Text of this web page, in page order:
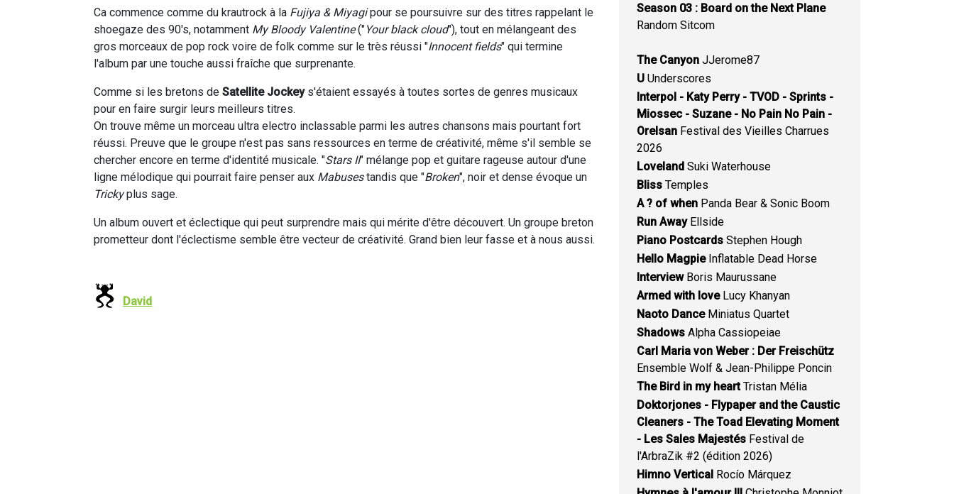
Ca commence comme du krautrock à la Fujiya & Miyagipour se poursuivre sur des titres rappelant le
shoegaze des 90's, notamment My Bloody Valentine("Your black cloud"), tout en mélangeant des
gros morceaux de pop rock voire de folk comme sur le très réussi "Innocent fields" qui termine
l'album par une touche aussi fraîche que surprenante.
Comme si les bretons de Satellite Jockeys'étaient essayés à toutes sortes de genres musicaux
pour en faire surgir leurs meilleurs titres.
On trouve même un morceau ultra electro inclassable parmi les autres chansons mais pourtant fort
réussi. Preuve que le groupe n'est pas sans ressources en terme de créativité, même s'il semble se
chercher encore en terme d'identité musicale. "Stars II" mélange pop et guitare rageuse autour d'une
ligne mélodique qui pourrait faire penser aux Mabusestandis que "Broken", noir et dense évoque un
Trickyplus sage.
Un album ouvert et éclectique qui peut surprendre mais qui mérite d'être découvert. Un groupe breton
prometteur dont l'éclectisme semble être vecteur de créativité. Grand bien leur fasse et à nous aussi.
David
Season 03 : Board on the Next Plane
Random Sitcom
The Canyon JJerome87
U Underscores
Interpol - Katy Perry - TVOD - Sprints -
Miossec - Suzane - No Pain No Pain -
Orelsan Festival des Vieilles Charrues
2026
Loveland Suki Waterhouse
Bliss Temples
A ? of when Panda Bear & Sonic Boom
Run AwayEllside
Piano Postcards Stephen Hough
Hello MagpieInflatable Dead Horse
InterviewBoris Maurussane
Armed with loveLucy Khanyan
Naoto DanceMiniatus Quartet
Shadows Alpha Cassiopeiae
Carl Maria von Weber : Der Freischütz
Ensemble Wolf & Jean-Philippe Poncin
The Bird in my heartTristan Mélia
Doktorjones - Flypaper and the Caustic
Cleaners - The Toad Elevating Moment
- Les Sales Majestés Festival de
l'ArbraZik #2 (édition 2026)
Himno Vertical Rocío Márquez